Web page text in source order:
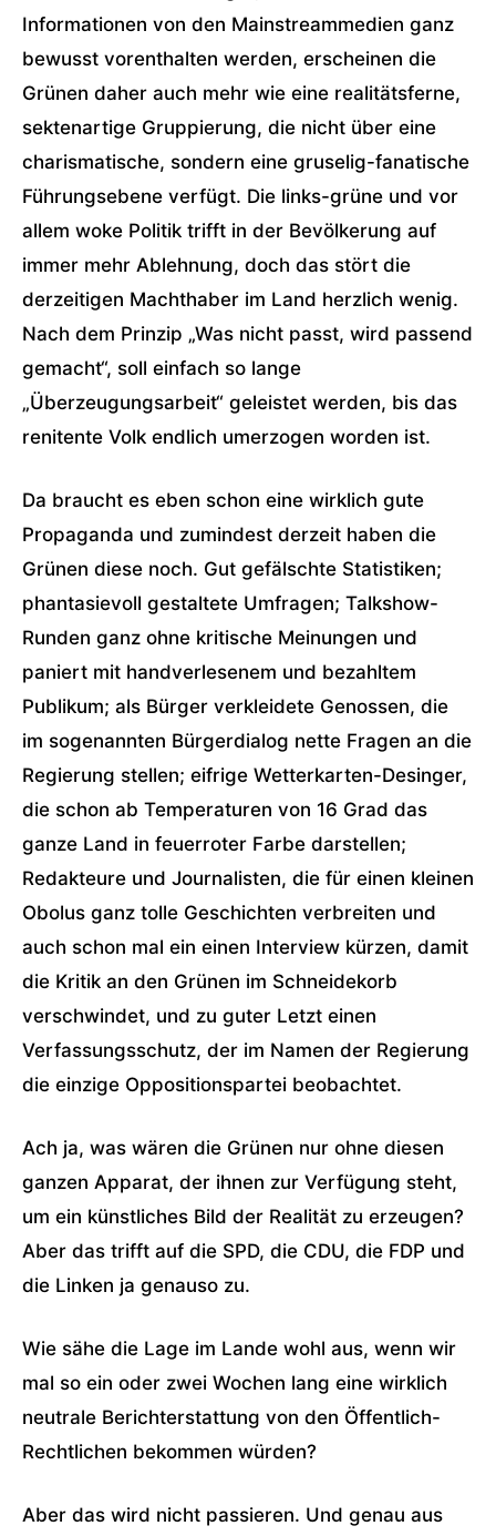
Informationen von den Mainstreammedien ganz
bewusst vorenthalten werden, erscheinen die
Grünen daher auch mehr wie eine realitätsferne,
sektenartige Gruppierung, die nicht über eine
charismatische, sondern eine gruselig-fanatische
Führungsebene verfügt. Die links-grüne und vor
allem woke Politik trifft in der Bevölkerung auf
immer mehr Ablehnung, doch das stört die
derzeitigen Machthaber im Land herzlich wenig.
Nach dem Prinzip „Was nicht passt, wird passend
gemacht“, soll einfach so lange
„Überzeugungsarbeit“ geleistet werden, bis das
renitente Volk endlich umerzogen worden ist.
Da braucht es eben schon eine wirklich gute
Propaganda und zumindest derzeit haben die
Grünen diese noch. Gut gefälschte Statistiken;
phantasievoll gestaltete Umfragen; Talkshow-
Runden ganz ohne kritische Meinungen und
paniert mit handverlesenem und bezahltem
Publikum; als Bürger verkleidete Genossen, die
im sogenannten Bürgerdialog nette Fragen an die
Regierung stellen; eifrige Wetterkarten-Desinger,
die schon ab Temperaturen von 16 Grad das
ganze Land in feuerroter Farbe darstellen;
Redakteure und Journalisten, die für einen kleinen
Obolus ganz tolle Geschichten verbreiten und
auch schon mal ein einen Interview kürzen, damit
die Kritik an den Grünen im Schneidekorb
verschwindet, und zu guter Letzt einen
Verfassungsschutz, der im Namen der Regierung
die einzige Oppositionspartei beobachtet.
Ach ja, was wären die Grünen nur ohne diesen
ganzen Apparat, der ihnen zur Verfügung steht,
um ein künstliches Bild der Realität zu erzeugen?
Aber das trifft auf die SPD, die CDU, die FDP und
die Linken ja genauso zu.
Wie sähe die Lage im Lande wohl aus, wenn wir
mal so ein oder zwei Wochen lang eine wirklich
neutrale Berichterstattung von den Öffentlich-
Rechtlichen bekommen würden?
Aber das wird nicht passieren. Und genau aus